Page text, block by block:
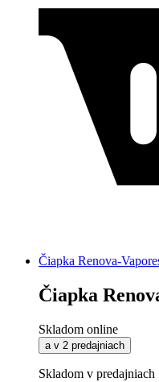
Čiapka Renova-
Čiapka
Skladom online
a v 2 predajniach
Skladom v predajniach